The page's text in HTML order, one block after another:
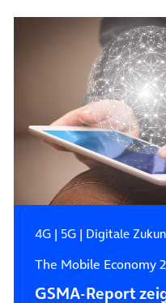
4G| 5G| Digitale
The Mobile Economy
GSMA-Report